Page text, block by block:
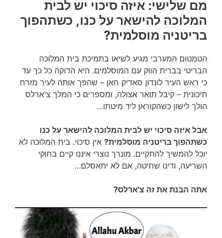
מם שלישי: איזה סיכוי יש לבית
המלוכה להישאר על כנו, כשתהפוך
בריטניה מוסלמית?
הטמטום המערבי מגיע לשיאו בתמיכת בית המלוכה
הבריטי בברית הווק עם המוסלמים. היא הדוקה כל כך עד
כי ראש העיר לונדון סאדיק חאן – שהפך אותה לעיר מזרח
תיכונית – קיבל תואר אצולה, ומספרים כי המלך צ'ארלס
הולך לישון כשהקוראן ליד מיטתו…
אבל איזה סיכוי יש לבית המלוכה להישאר על כנו
כשתהפוך בריטניה מוסלמית? אין סיכוי. בית המלוכה לא
יוכל להמשיך להתקיים. מונרך נוצרי איננו קיים בחוקי
השריעה, ודינו שחיטה, אם לא יתאסלם…
אתה הבנת את זה צ'ארלס?